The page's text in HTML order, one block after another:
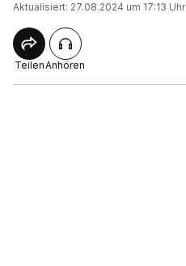
Aktualisiert: 27.08.2024 um 17:13 Uhr
TeilenAnhören